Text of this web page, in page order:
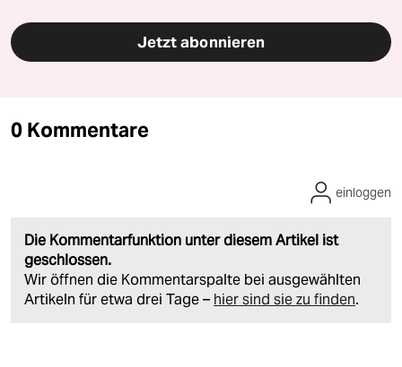
Jetzt abonnieren
0 Kommentare
Die Kommentarfunktion unter diesem Artikel ist
geschlossen.
Wir öffnen die Kommentarspalte bei ausgewählten
Artikeln für etwa drei Tage – hier sind sie zu finden.
einloggen